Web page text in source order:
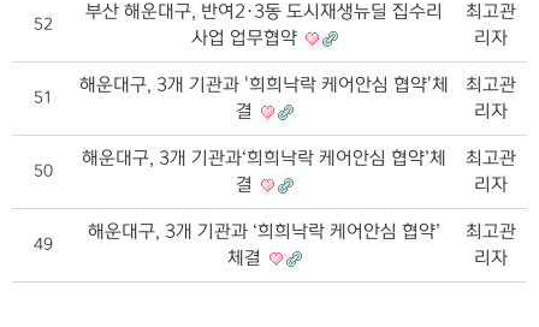
52
부산 해운대구, 반여2·3동 도시재생뉴딜 집수리
사업 업무협약
최고관
리자
51
해운대구, 3개 기관과 '희희낙락 케어안심 협약'체
결
최고관
리자
50
해운대구, 3개 기관과‘희희낙락 케어안심 협약’체
결
최고관
리자
49
해운대구, 3개 기관과 ‘희희낙락 케어안심 협약’
체결
최고관
리자